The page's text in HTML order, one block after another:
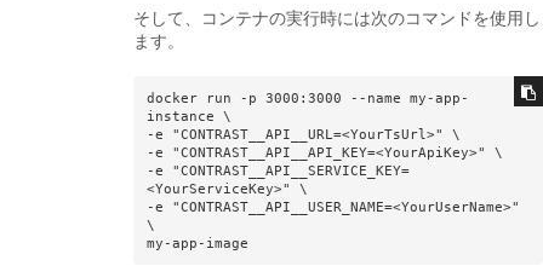
そして、コンテナの実行時には次のコマンドを使用し
ます。
docker run -p 3000:3000 --name my-app-
instance \
-e "CONTRAST__API__URL=<YourTsUrl>" \
-e "CONTRAST__API__API_KEY=<YourApiKey>" \
-e "CONTRAST__API__SERVICE_KEY=
<YourServiceKey>" \
-e "CONTRAST__API__USER_NAME=<YourUserName>"
\
my-app-image